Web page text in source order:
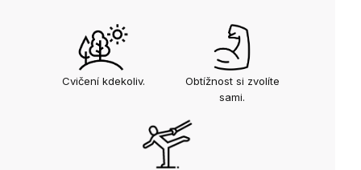
Cvičení kdekoliv.
Obtížnost si zvolíte
sami.